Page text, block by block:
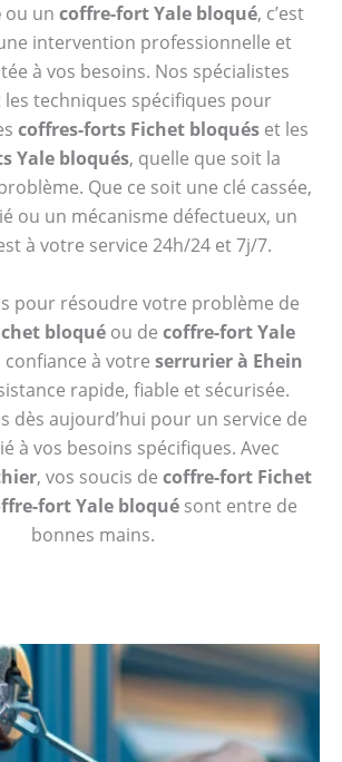
ou un coffre-fort Yale bloqué, c’est
intervention professionnelle et
à vos besoins. Nos spécialistes
techniques spécifiques pour
coffres-forts Fichet bloqués et les
Yale bloqués, quelle que soit la
Que ce soit une clé cassée,
ou un mécanisme défectueux, un
à votre service 24h/24 et 7j/7.
pour résoudre votre problème de
bloquéou de coffre-fort Yale
confiance à votre serrurier à Ehein
rapide, fiable et sécurisée.
dès aujourd’hui pour un service de
à vos besoins spécifiques. Avec
, vos soucis de coffre-fort Fichet
fort Yale bloquésont entre de
bonnes mains.